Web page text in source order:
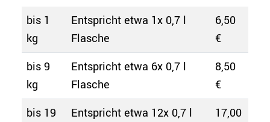
bis 1
kg
Entspricht etwa 1x 0,7 l
Flasche
6,50
€
bis 9
kg
Entspricht etwa 6x 0,7 l
Flasche
8,50
€
bis 19
Entspricht etwa 12x 0,7 l
17,00